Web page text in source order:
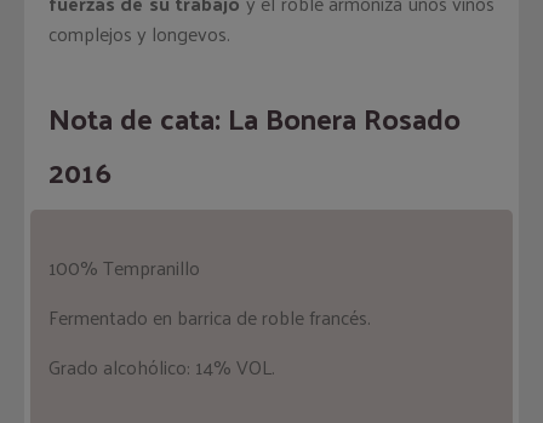
complejos y longevos.
Nota de cata: La Bonera Rosado
2016
100% Tempranillo
Fermentado en barrica de roble francés.
Grado alcohólico: 14% VOL.